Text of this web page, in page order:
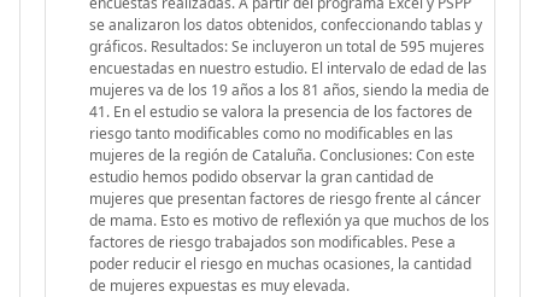
se analizaron los datos obtenidos, confeccionando tablas y
gráficos. Resultados: Se incluyeron un total de 595 mujeres
encuestadas en nuestro estudio. El intervalo de edad de las
mujeres va de los 19 años a los 81 años, siendo la media de
41. En el estudio se valora la presencia de los factores de
riesgo tanto modificables como no modificables en las
mujeres de la región de Cataluña. Conclusiones: Con este
estudio hemos podido observar la gran cantidad de
mujeres que presentan factores de riesgo frente al cáncer
de mama. Esto es motivo de reflexión ya que muchos de los
factores de riesgo trabajados son modificables. Pese a
poder reducir el riesgo en muchas ocasiones, la cantidad
de mujeres expuestas es muy elevada.